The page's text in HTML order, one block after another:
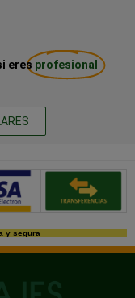
eres profesional
y segura